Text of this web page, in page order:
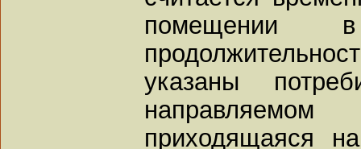
помещении
указаны
приходящаяся